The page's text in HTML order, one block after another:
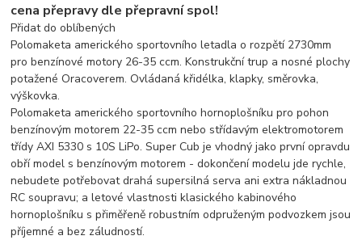
cena přepravy dle přepravní spol!
Přidat do oblíbených
Polomaketa amerického sportovního letadla o rozpětí 2730mm
pro benzínové motory 26-35 ccm. Konstrukční trup a nosné plochy
potažené Oracoverem. Ovládaná křidélka, klapky, směrovka,
výškovka.
Polomaketa amerického sportovního hornoplošníku pro pohon
benzínovým motorem 22-35 ccm nebo střídavým elektromotorem
třídy AXI 5330 s 10S LiPo. Super Cub je vhodný jako první opravdu
obří model s benzínovým motorem - dokončení modelu jde rychle,
nebudete potřebovat drahá supersilná serva ani extra nákladnou
RC soupravu; a letové vlastnosti klasického kabinového
hornoplošníku s přiměřeně robustním odpruženým podvozkem jsou
příjemné a bez záludností.